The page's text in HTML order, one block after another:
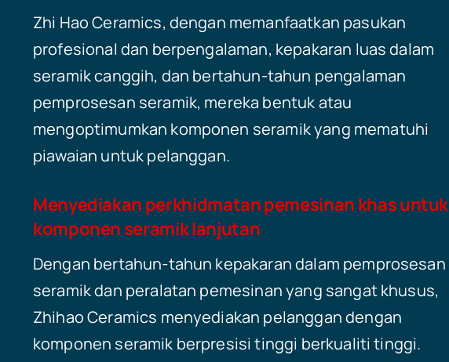
Zhi Hao Ceramics, dengan memanfaatkan pasukan
profesional dan berpengalaman, kepakaran luas dalam
seramik canggih, dan bertahun-tahun pengalaman
pemprosesan seramik, mereka bentuk atau
mengoptimumkan komponen seramik yang mematuhi
piawaian untuk pelanggan.
Menyediakan perkhidmatan pemesinan khas untuk
komponen seramik lanjutan
Dengan bertahun-tahun kepakaran dalam pemprosesan
seramik dan peralatan pemesinan yang sangat khusus,
Zhihao Ceramics menyediakan pelanggan dengan
komponen seramik berpresisi tinggi berkualiti tinggi.